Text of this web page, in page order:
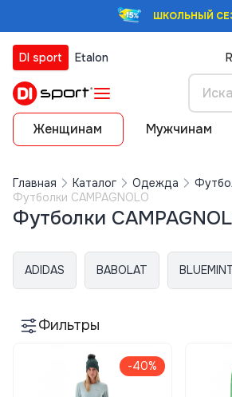
ШКОЛЬНЫЙ
DI sport Etalon
Женщинам Мужчинам
Главная Каталог Одежда
Футболки CAMPAGNOLO
Футболки
ADIDAS BABOLAT
Фильтры
-40%